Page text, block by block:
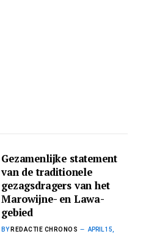
Gezamenlijke statement
van de traditionele
gezagsdragers van het
Marowijne- en Lawa-
gebied
BY REDACTIE CHRONOS
APRIL 15,